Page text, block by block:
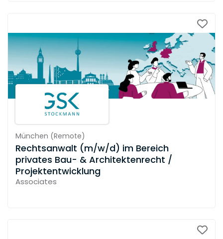
München (Remote)
Rechtsanwalt (m/w/d) im Bereich
privates Bau- & Architektenrecht /
Projektentwicklung
Associates